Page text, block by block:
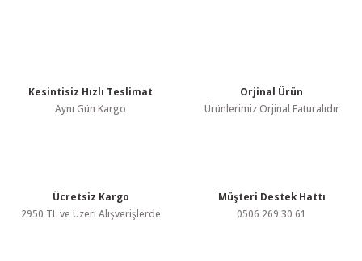
Ürün resmi kalitesiz, bozuk veya görüntülenemiyor.
Bu ürüne benzer farklı alternatifler olmalı.
Kesintisiz Hızlı Teslimat
Aynı Gün Kargo
Orjinal Ürün
Ürünlerimiz Orjinal Faturalıdır
Ücretsiz Kargo
2950 TL ve Üzeri Alışverişlerde
Müşteri Destek Hattı
0506 269 30 61